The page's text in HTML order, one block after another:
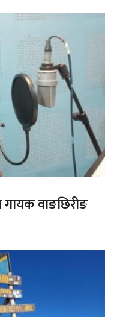
गायक वाङछिरीङ